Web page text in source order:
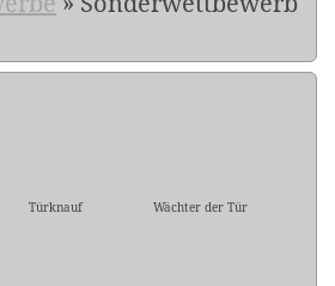
Türknauf
Wächter der Tür